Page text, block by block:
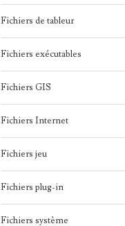
Fichiers de tableur
Fichiers exécutables
Fichiers GIS
Fichiers Internet
Fichiers jeu
Fichiers plug-in
Fichiers système